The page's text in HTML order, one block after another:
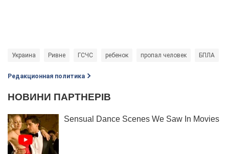
Украина Ривне ГСЧС ребенок пропал человек БПЛА
Редакционная политика